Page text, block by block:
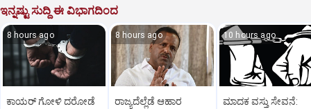
ಇನ್ನಷ್ಟು ಸುದ್ದಿ ಈ ವಿಭಾಗದಿಂದ
8 hours ago
ಕಾಯರ್ ಗೋಳಿ ದರೋಡೆ
8 hours ago
ರಾಜ್ಯದೆಲ್ಲೆಡೆ ಆಹಾರ
10 hours ago
ಮಾದಕ ವಸ್ತು ಸೇವನೆ: